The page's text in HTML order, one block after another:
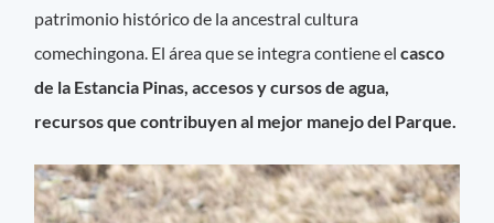
patrimonio histórico de la ancestral cultura
comechingona. El área que se integra contiene elcasco
de la Estancia Pinas, accesos y cursos de agua,
recursos que contribuyen al mejor manejo del Parque.